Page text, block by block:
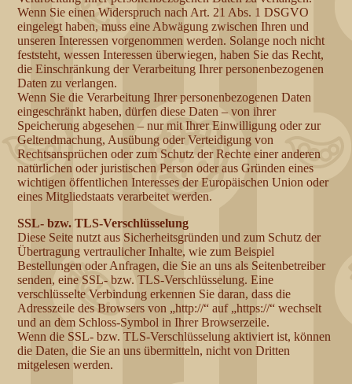
Wenn Sie einen Widerspruch nach Art. 21 Abs. 1 DSGVO
eingelegt haben, muss eine Abwägung zwischen Ihren und
unseren Interessen vorgenommen werden. Solange noch nicht
feststeht, wessen Interessen überwiegen, haben Sie das Recht,
die Einschränkung der Verarbeitung Ihrer personenbezogenen
Daten zu verlangen.
Wenn Sie die Verarbeitung Ihrer personenbezogenen Daten
eingeschränkt haben, dürfen diese Daten – von ihrer
Speicherung abgesehen – nur mit Ihrer Einwilligung oder zur
Geltendmachung, Ausübung oder Verteidigung von
Rechtsansprüchen oder zum Schutz der Rechte einer anderen
natürlichen oder juristischen Person oder aus Gründen eines
wichtigen öffentlichen Interesses der Europäischen Union oder
eines Mitgliedstaats verarbeitet werden.
SSL- bzw. TLS-Verschlüsselung
Diese Seite nutzt aus Sicherheitsgründen und zum Schutz der
Übertragung vertraulicher Inhalte, wie zum Beispiel
Bestellungen oder Anfragen, die Sie an uns als Seitenbetreiber
senden, eine SSL- bzw. TLS-Verschlüsselung. Eine
verschlüsselte Verbindung erkennen Sie daran, dass die
Adresszeile des Browsers von „http://“ auf „https://“ wechselt
und an dem Schloss-Symbol in Ihrer Browserzeile.
Wenn die SSL- bzw. TLS-Verschlüsselung aktiviert ist, können
die Daten, die Sie an uns übermitteln, nicht von Dritten
mitgelesen werden.